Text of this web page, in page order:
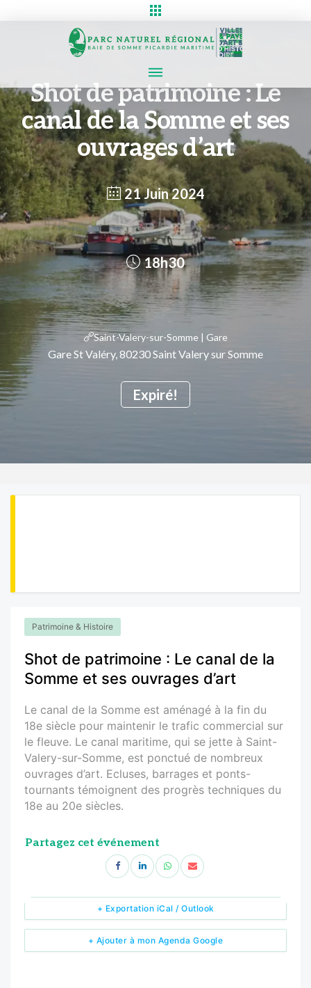
Shot de patrimoine : Le
canal de la Somme et ses
ouvrages d’art
21 Juin 2024
Expiré!
18h30
Saint-Valery-sur-Somme | Gare
Gare St Valéry, 80230 Saint Valery sur Somme
Patrimoine & Histoire
Shot de patrimoine : Le canal de la
Somme et ses ouvrages d’art
Le canal de la Somme est aménagé à la fin du
18e siècle pour maintenir le trafic commercial sur
le fleuve. Le canal maritime, qui se jette à Saint-
Valery-sur-Somme, est ponctué de nombreux
ouvrages d’art. Ecluses, barrages et ponts-
tournants témoignent des progrès techniques du
18e au 20e siècles.
Partagez cet événement
+ Ajouter à mon Agenda Google
+ Exportation iCal / Outlook